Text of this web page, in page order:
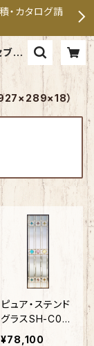
・カタログ請
ン
カ
927×289×18）
ピュア・ステンド
グラスSH-C04
N
¥78,100